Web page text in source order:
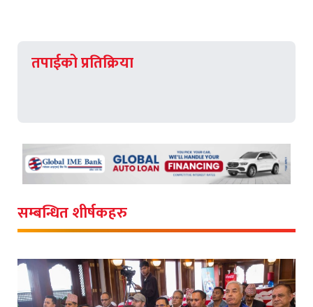
तपाईको प्रतिक्रिया
सम्बन्धित शीर्षकहरु